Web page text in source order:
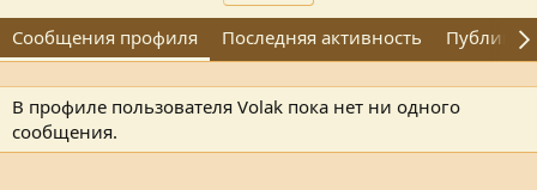
Сообщения профиля Последняя активность
В профиле пользователя Volak пока нет ни одного
сообщения.